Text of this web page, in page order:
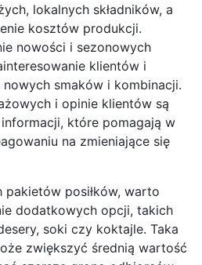
lokalnych składników, a
kosztów produkcji.
nowości i sezonowych
klientów i
smaków i kombinacji.
i opinie klientów są
które pomagają w
na zmieniające się
posiłków, warto
dodatkowych opcji, takich
soki czy koktajle. Taka
zwiększyć średnią wartość